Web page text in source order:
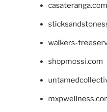
casateranga.com
walkers-
shopmossi.com